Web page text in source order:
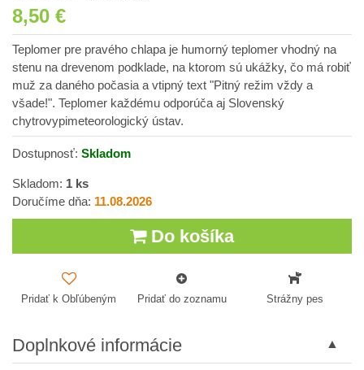
8,50 €
Teplomer pre pravého chlapa je humorný teplomer vhodný na
stenu na drevenom podklade, na ktorom sú ukážky, čo má robiť
muž za daného počasia a vtipný text "Pitný režim vždy a
všade!". Teplomer každému odporúča aj Slovenský
chytrovypimeteorologický ústav.
Dostupnosť: Skladom
Skladom: 1 ks
Doručíme dňa: 11.08.2026
Do košíka
Pridať k Obľúbeným Pridať do zoznamu Strážny pes
Doplnkové informácie